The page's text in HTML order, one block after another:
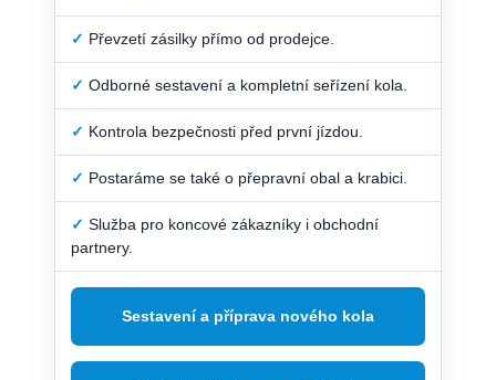
✓ Převzetí zásilky přímo od prodejce.
✓ Odborné sestavení a kompletní seřízení kola.
✓ Kontrola bezpečnosti před první jízdou.
✓ Postaráme se také o přepravní obal a krabici.
✓ Služba pro koncové zákazníky i obchodní
partnery.
Sestavení a příprava nového kola